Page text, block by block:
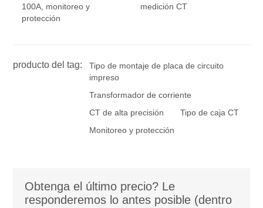
100A, monitoreo y
protección
medición CT
producto del tag:
Tipo de montaje de placa de circuito
impreso
Transformador de corriente
CT de alta precisión
Tipo de caja CT
Monitoreo y protección
Obtenga el último precio? Le
responderemos lo antes posible (dentro